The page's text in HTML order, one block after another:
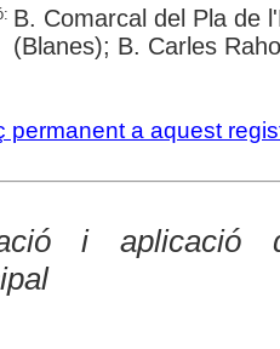
B. Comarcal del Pla de
(Blanes); B. Carles
permanent a aquest
i aplicació